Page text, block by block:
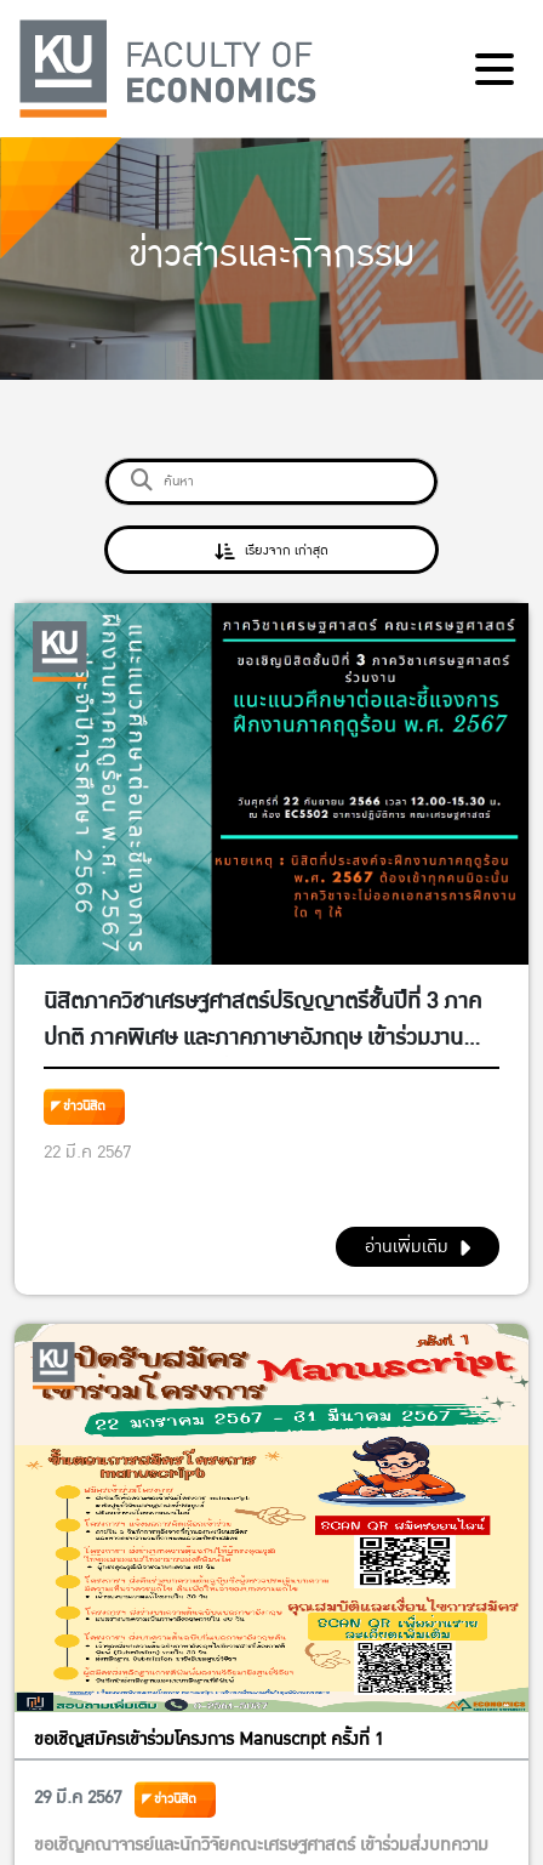
ข่าวสารและกิจกรรม
เรียงจาก เก่าสุด
นิสิตภาควิชาเศรษฐศาสตร์ปริญญาตรีชั้นปีที่ 3 ภาค
ปกติ ภาคพิเศษ และภาคภาษาอังกฤษ เข้าร่วมงาน
แนะแนวศึกษาต่อและชี้แจงการฝึกงานภาคฤดูร้อน
พ.ศ. 2567 วันศุกร์ที่ 22 กันยายน 2566 เวลา 12.00 –
15.30 น. ณ ห้อง 5502 อาคารปฏิบัติการ คณะ
ข่าวนิสิต
22 มี.ค 2567
อ่านเพิ่มเติม
ขอเชิญสมัครเข้าร่วมโครงการ Manuscript ครั้งที่ 1
29 มี.ค 2567
ข่าวนิสิต
ขอเชิญคณาจารย์และนักวิจัยคณะเศรษฐศาสตร์ เข้าร่วมส่งบทความ